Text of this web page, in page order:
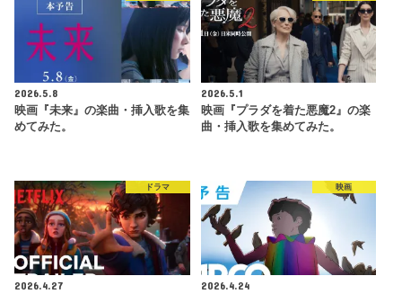
2026.5.8
映画『未来』の楽曲・挿入歌を集
めてみた。
2026.5.1
映画『プラダを着た悪魔2』の楽
曲・挿入歌を集めてみた。
ドラマ
2026.4.27
映画
2026.4.24